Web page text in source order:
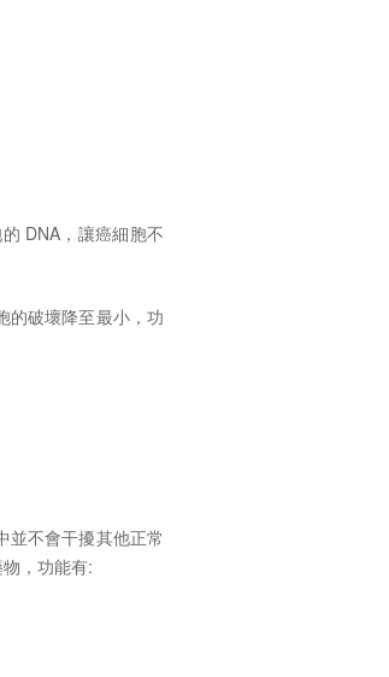
DNA ，讓癌細胞不
的破壞降至最小，功
並不會干擾其他正常
，功能有: